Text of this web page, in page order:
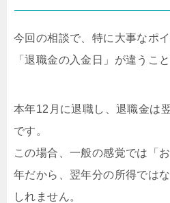
今回の相談で、特に大事なポ
「退職金の入金日」が違うこと
本年12月に退職し、退職金は
です。
この場合、一般の感覚では「
年だから、翌年分の所得では
しれません。